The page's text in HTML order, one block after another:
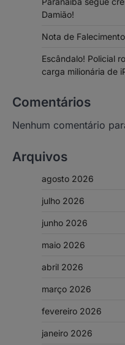
Damião!
Nota de Falecimento
Escândalo! Policial
carga milionária de
Comentários
Nenhum comentário
Arquivos
agosto 2026
julho 2026
junho 2026
maio 2026
abril 2026
março 2026
fevereiro 2026
janeiro 2026